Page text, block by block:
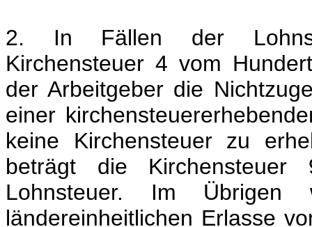
2. In Fällen der
Kirchensteuer 4 vom
der Arbeitgeber die
einer
keine Kirchensteuer zu
beträgt die
Lohnsteuer. Im
ländereinheitlichen Erlasse